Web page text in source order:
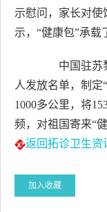
示慰问，家长对
示，“健康包”承
中国驻苏黎
人发放名单，制
1000多公里，将
频，对祖国寄来“
返回拓诊卫生资
加入收藏